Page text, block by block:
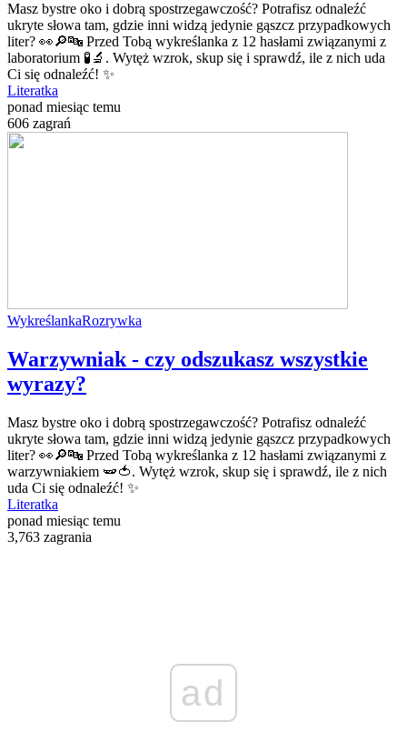
Masz bystre oko i dobrą spostrzegawczość? Potrafisz odnaleźć
ukryte słowa tam, gdzie inni widzą jedynie gąszcz przypadkowych
liter? 👀🔎🔤 Przed Tobą wykreślanka z 12 hasłami związanymi z
laboratorium 🧪🔬. Wytęż wzrok, skup się i sprawdź, ile z nich uda
Ci się odnaleźć! ✨
Literatka
ponad miesiąc temu
606 zagrań
WykreślankaRozrywka
Warzywniak - czy odszukasz wszystkie
wyrazy?
Masz bystre oko i dobrą spostrzegawczość? Potrafisz odnaleźć
ukryte słowa tam, gdzie inni widzą jedynie gąszcz przypadkowych
liter? 👀🔎🔤 Przed Tobą wykreślanka z 12 hasłami związanymi z
warzywniakiem 🫛🍅. Wytęż wzrok, skup się i sprawdź, ile z nich
uda Ci się odnaleźć! ✨
Literatka
ponad miesiąc temu
3,763 zagrania
ad